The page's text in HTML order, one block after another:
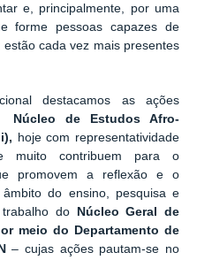
e, principalmente, por uma
forme pessoas capazes de
cada vez mais presentes
destacamos as ações
Núcleo de Estudos Afro-
hoje com representatividade
contribuem para o
promovem a reflexão e o
do ensino, pesquisa e
do
Núcleo Geral de
meio do Departamento de
– cujas ações pautam-se no